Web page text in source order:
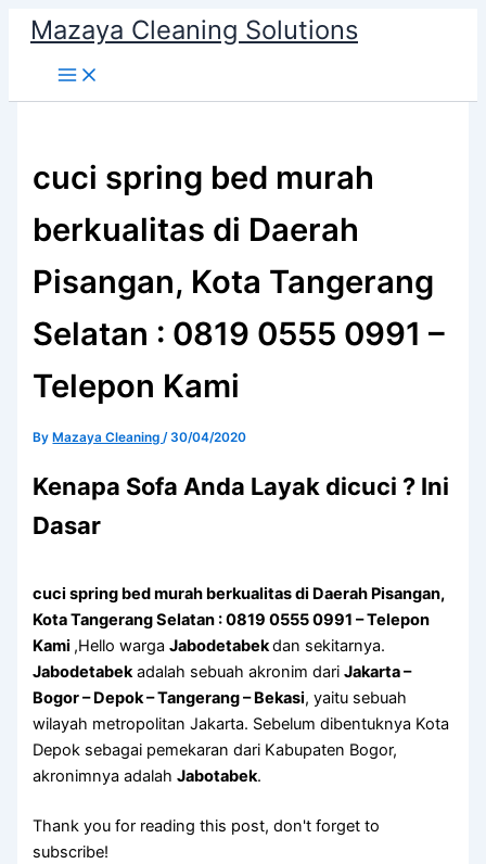
content
Mazaya Cleaning Solutions
cuci spring bed murah
berkualitas di Daerah
Pisangan, Kota Tangerang
Selatan : 0819 0555 0991 –
Telepon Kami
By Mazaya Cleaning/30/04/2020
Kenapa Sofa Andа Layak dicuci ? Ini
Dasar
cuci spring bed murah berkualitas di Daerah Pisangan,
Kota Tangerang Selatan : 0819 0555 0991 – Telepon
Kami ,Hello wargaJabodetabekdan sekitarnya.
Jabodetabekadalah sebuah akronim dariJakarta –
Bogor – Depok – Tangerang – Bekasi, yaitu sebuah
wilayah metropolitan Jakarta. Sebelum dibentuknya Kota
Depok sebagai pemekaran dari Kabupaten Bogor,
akronimnya adalahJabotabek.
Thank you for reading this post, don't forget to
subscribe!